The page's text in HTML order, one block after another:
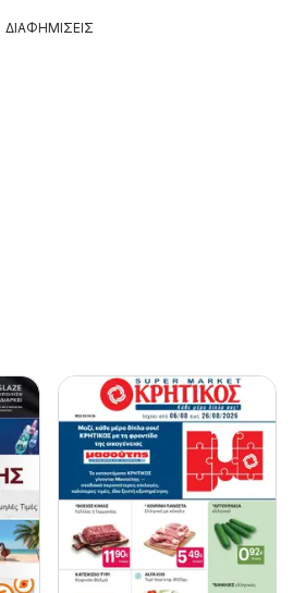
ΔΙΑΦΗΜΙΣΕΙΣ